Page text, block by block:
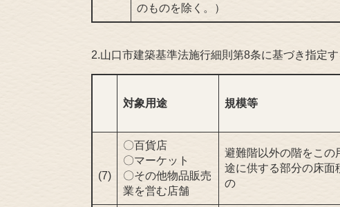
のものを除く。）
対象用途 規模等
2.山口市建築基準法施行細則第8条に基づき指定
(7)
〇百貨店
〇マーケット
〇その他物品販売
業を営む店舗
避難階以外の階をこの
途に供する部分の床面
の